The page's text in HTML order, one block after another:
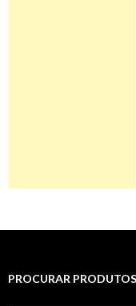
PROCURAR PRODUTOS